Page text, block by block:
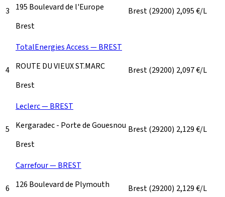
3
195 Boulevard de l'Europe
Brest
Brest(29200) 2,095€/L
4
TotalEnergies Access — BREST
ROUTE DU VIEUX ST.MARC
Brest
Brest(29200) 2,097€/L
5
Leclerc — BREST
Kergaradec - Porte de Gouesnou
Brest
Brest(29200) 2,129€/L
6
Carrefour — BREST
126 Boulevard de Plymouth
Brest(29200) 2,129€/L